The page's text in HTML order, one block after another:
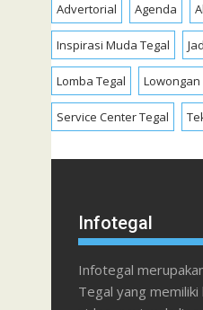
Advertorial Agenda
Inspirasi Muda Tegal
Lomba Tegal Lowongan
Service Center Tegal
Infotegal
Infotegal
Tegal yang